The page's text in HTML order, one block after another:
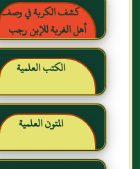
كشف الكربة في وصف
أهل الغربة للإبن رجب
الحنبلي رحمه الله
الكتب العلمية
المتون العلمية